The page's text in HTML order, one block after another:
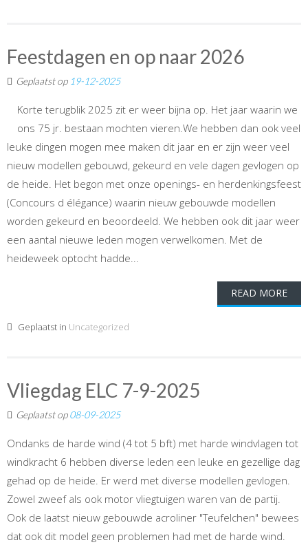
Feestdagen en op naar 2026
Geplaatst op 19-12-2025
Korte terugblik 2025 zit er weer bijna op. Het jaar waarin we
ons 75 jr. bestaan mochten vieren.We hebben dan ook veel
leuke dingen mogen mee maken dit jaar en er zijn weer veel
nieuw modellen gebouwd, gekeurd en vele dagen gevlogen op
de heide. Het begon met onze openings- en herdenkingsfeest
(Concours d élégance) waarin nieuw gebouwde modellen
worden gekeurd en beoordeeld. We hebben ook dit jaar weer
een aantal nieuwe leden mogen verwelkomen. Met de
heideweek optocht hadde...
READ MORE
Geplaatst in Uncategorized
Vliegdag ELC 7-9-2025
Geplaatst op08-09-2025
Ondanks de harde wind (4 tot 5 bft) met harde windvlagen tot
windkracht 6 hebben diverse leden een leuke en gezellige dag
gehad op de heide. Er werd met diverse modellen gevlogen.
Zowel zweef als ook motor vliegtuigen waren van de partij.
Ook de laatst nieuw gebouwde acroliner "Teufelchen" bewees
dat ook dit model geen problemen had met de harde wind.